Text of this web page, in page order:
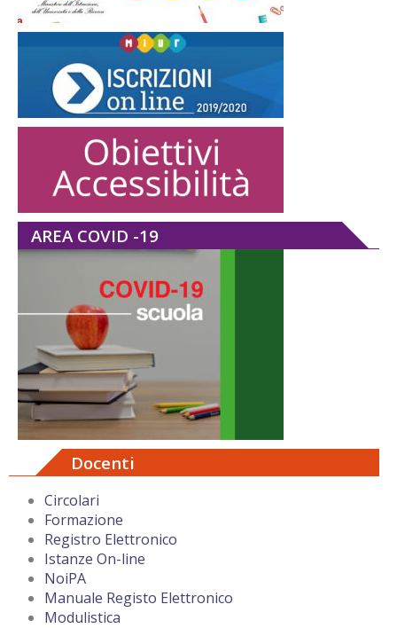
AREA COVID -19
Docenti
Circolari
Formazione
Registro Elettronico
Istanze On-line
NoiPA
Manuale Registo Elettronico
Modulistica